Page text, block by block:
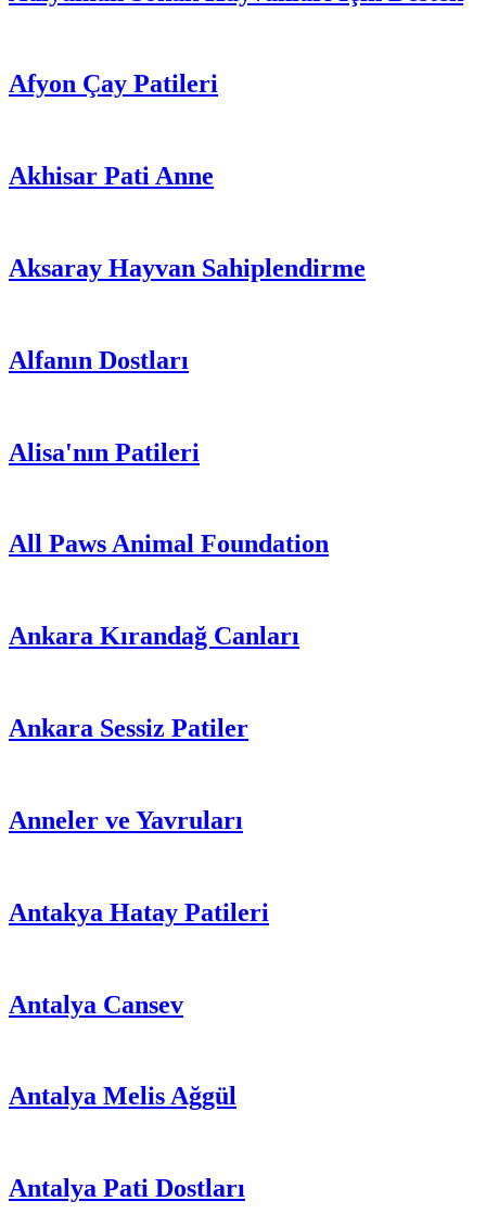
Afyon Çay Patileri
Akhisar Pati Anne
Aksaray Hayvan Sahiplendirme
Alfanın Dostları
Alisa'nın Patileri
All Paws Animal Foundation
Ankara Kırandağ Canları
Ankara Sessiz Patiler
Anneler ve Yavruları
Antakya Hatay Patileri
Antalya Cansev
Antalya Melis Ağgül
Antalya Pati Dostları